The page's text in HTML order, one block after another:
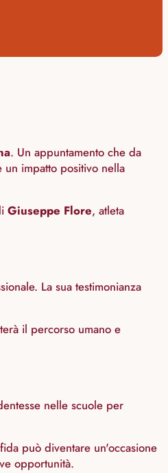
. Un appuntamento che da
impatto positivo nella
Giuseppe Flore, atleta
La sua testimonianza
il percorso umano e
nelle scuole per
può diventare un'occasione
opportunità.